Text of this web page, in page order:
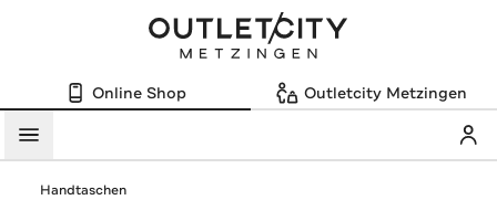
Online Shop Outletcity Metzingen
Menü
Handtaschen